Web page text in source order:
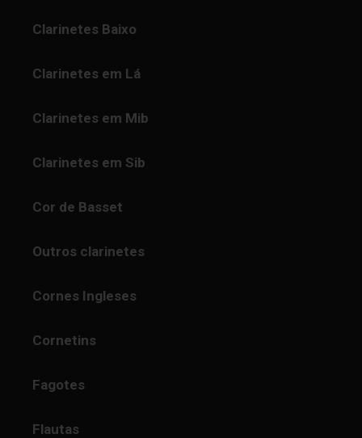
Clarinetes Baixo
Clarinetes em Lá
Clarinetes em Mib
Clarinetes em Sib
Cor de Basset
Outros clarinetes
Cornes Ingleses
Cornetins
Fagotes
Flautas